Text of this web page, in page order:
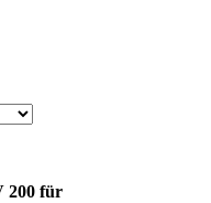
200 für